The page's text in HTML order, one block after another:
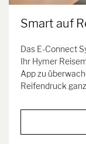
Smart auf
Das E-Connect
Ihr Hymer
App zu
Reifendruck